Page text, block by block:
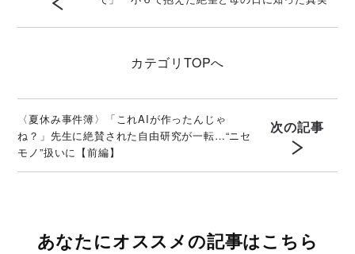
カテゴリ TOPへ
〈夏休み事件簿〉「これAIが作ったんじゃ
ね？」先生に絶賛された自由研究が一転…“ニセ
モノ”扱いに【前編】
次の記事
あなたにオススメの記事はこちら